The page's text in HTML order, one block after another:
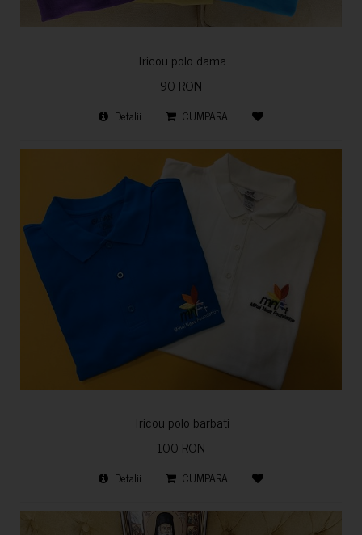
Tricou polo dama
90 RON
Detalii CUMPARA
Tricou polo barbati
100 RON
Detalii CUMPARA